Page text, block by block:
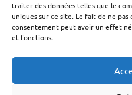
traiter des données telles que le
uniques sur ce site. Le fait de ne
consentement peut avoir un effet
et fonctions.
d’un cancer. Il avait 76 ans.
faite par sa famille.
entrés dans la pop culture